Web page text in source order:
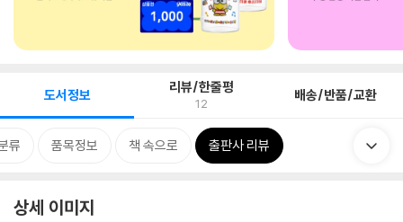
도서정보 리뷰/한줄평
12 배송/반품/교환
류 품목정보 책 속으로 출판사 리뷰
상세 이미지